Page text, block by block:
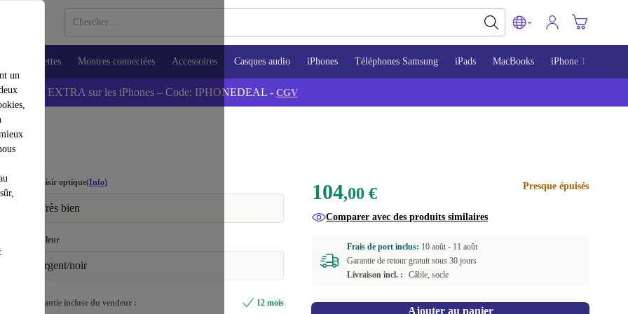
un
Tablettes Montres connectées Accessoires Casques audio iPhones Téléphones Samsung iPads MacBooks iPhone 13
💰-5% EXTRA sur les iPhones – Code: IPHONEDEAL - CGV
Choisir optique(Info)
Très bien
Couleur
argent/noir
Garantie incluse du vendeur : 12 mois
104,00 € Presque épuisés
Comparer avec des produits similaires
Frais de port inclus: 10 août - 11 août
Garantie de retour gratuit sous 30 jours
Livraison incl. :
Câble, socle
Ajouter au panier